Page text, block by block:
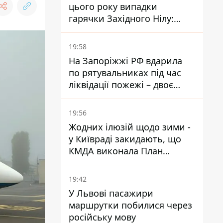
цього року випадки
гарячки Західного Нілу:
двоє людей заразилися
після укусів комарів
19:58
На Запоріжжі РФ вдарила
по рятувальниках під час
ліквідації пожежі – двоє
поранених
19:56
Жодних ілюзій щодо зими -
у Київраді закидають, що
КМДА виконала План
стійкості на 20%
19:42
У Львові пасажири
маршрутки побилися через
російську мову